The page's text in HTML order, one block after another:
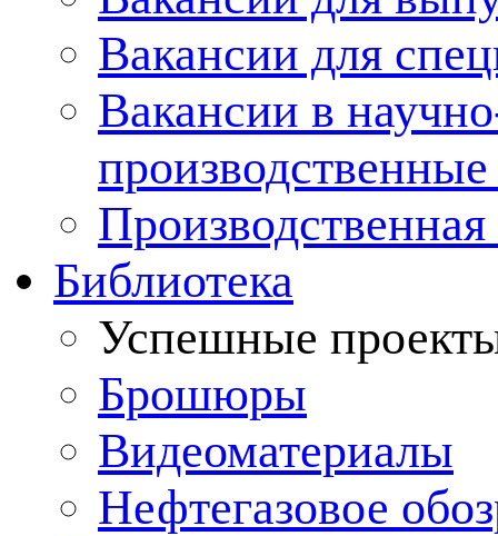
Вакансии для
Вакансии в
Производственная
Библиотека
Успешные
Брошюры
Видеоматериалы
Нефтегазовое